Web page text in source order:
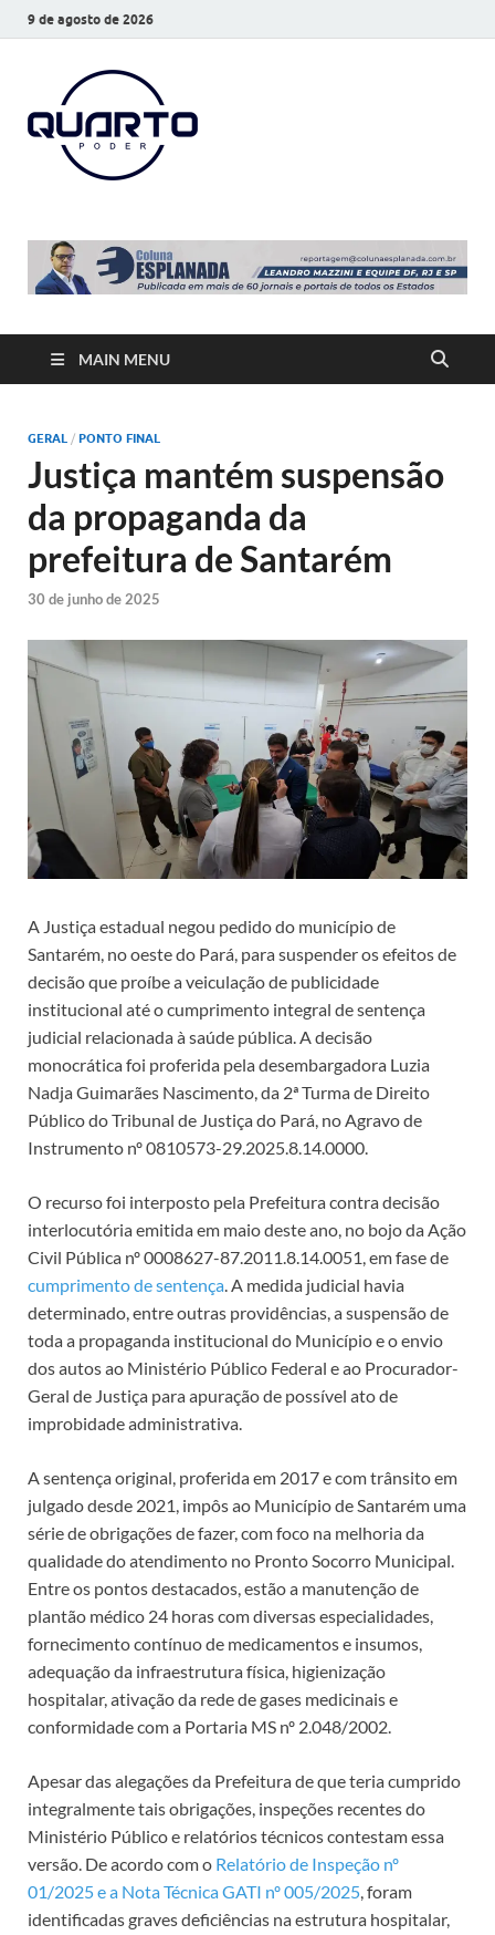
9 de agosto de 2026
MAIN MENU
GERAL / PONTO FINAL
Justiça mantém suspensão
da propaganda da
prefeitura de Santarém
30 de junho de 2025
A Justiça estadual negou pedido do município de
Santarém, no oeste do Pará, para suspender os efeitos de
decisão que proíbe a veiculação de publicidade
institucional até o cumprimento integral de sentença
judicial relacionada à saúde pública. A decisão
monocrática foi proferida pela desembargadora Luzia
Nadja Guimarães Nascimento, da 2ª Turma de Direito
Público do Tribunal de Justiça do Pará, no Agravo de
Instrumento nº 0810573-29.2025.8.14.0000.
O recurso foi interposto pela Prefeitura contra decisão
interlocutória emitida em maio deste ano, no bojo da Ação
Civil Pública nº 0008627-87.2011.8.14.0051, em fase de
cumprimento de sentença. A medida judicial havia
determinado, entre outras providências, a suspensão de
toda a propaganda institucional do Município e o envio
dos autos ao Ministério Público Federal e ao Procurador-
Geral de Justiça para apuração de possível ato de
improbidade administrativa.
A sentença original, proferida em 2017 e com trânsito em
julgado desde 2021, impôs ao Município de Santarém uma
série de obrigações de fazer, com foco na melhoria da
qualidade do atendimento no Pronto Socorro Municipal.
Entre os pontos destacados, estão a manutenção de
plantão médico 24 horas com diversas especialidades,
fornecimento contínuo de medicamentos e insumos,
adequação da infraestrutura física, higienização
hospitalar, ativação da rede de gases medicinais e
conformidade com a Portaria MS nº 2.048/2002.
Apesar das alegações da Prefeitura de que teria cumprido
integralmente tais obrigações, inspeções recentes do
Ministério Público e relatórios técnicos contestam essa
versão. De acordo com o Relatório de Inspeção nº
01/2025 e a Nota Técnica GATI nº 005/2025, foram
identificadas graves deficiências na estrutura hospitalar,